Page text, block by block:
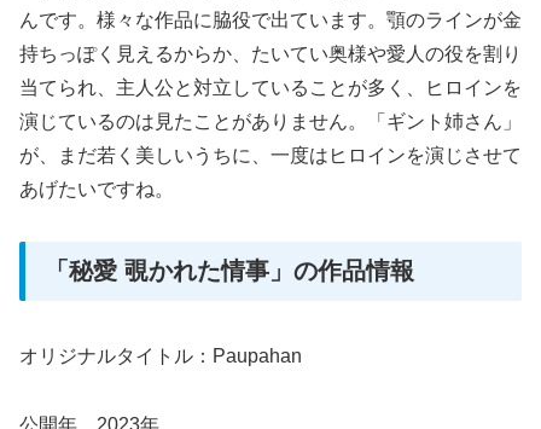
んです。様々な作品に脇役で出ています。顎のラインが金
持ちっぽく見えるからか、たいてい奥様や愛人の役を割り
当てられ、主人公と対立していることが多く、ヒロインを
演じているのは見たことがありません。「ギント姉さん」
が、まだ若く美しいうちに、一度はヒロインを演じさせて
あげたいですね。
「秘愛 覗かれた情事」の作品情報
オリジナルタイトル：Paupahan
公開年 2023年